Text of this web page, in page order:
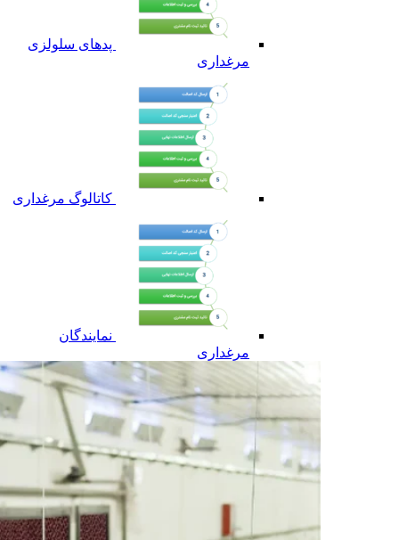
پدهای سلولزی
مرغداری
کاتالوگ مرغداری
نمایندگان
مرغداری